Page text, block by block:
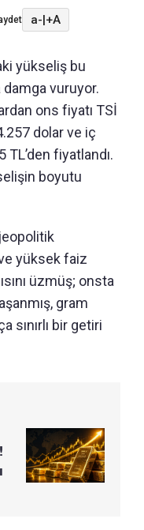
a-|+A
yükseliş bu
vuruyor.
ons fiyatı TSİ
dolar ve iç
TL’den fiyatlandı.
boyutu
jeopolitik
yüksek faiz
üzmüş; onsta
gram
sınırlı bir getiri